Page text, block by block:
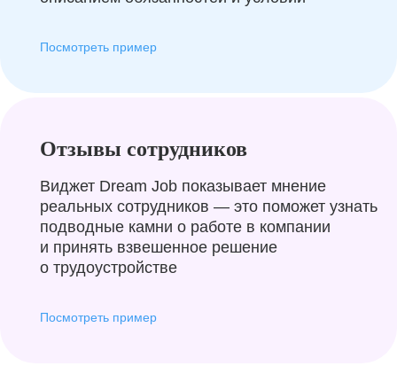
Посмотреть пример
Отзывы сотрудников
Виджет Dream Job показывает мнение
реальных сотрудников — это поможет узнать
подводные камни о работе в компании
и принять взвешенное решение
о трудоустройстве
Посмотреть пример